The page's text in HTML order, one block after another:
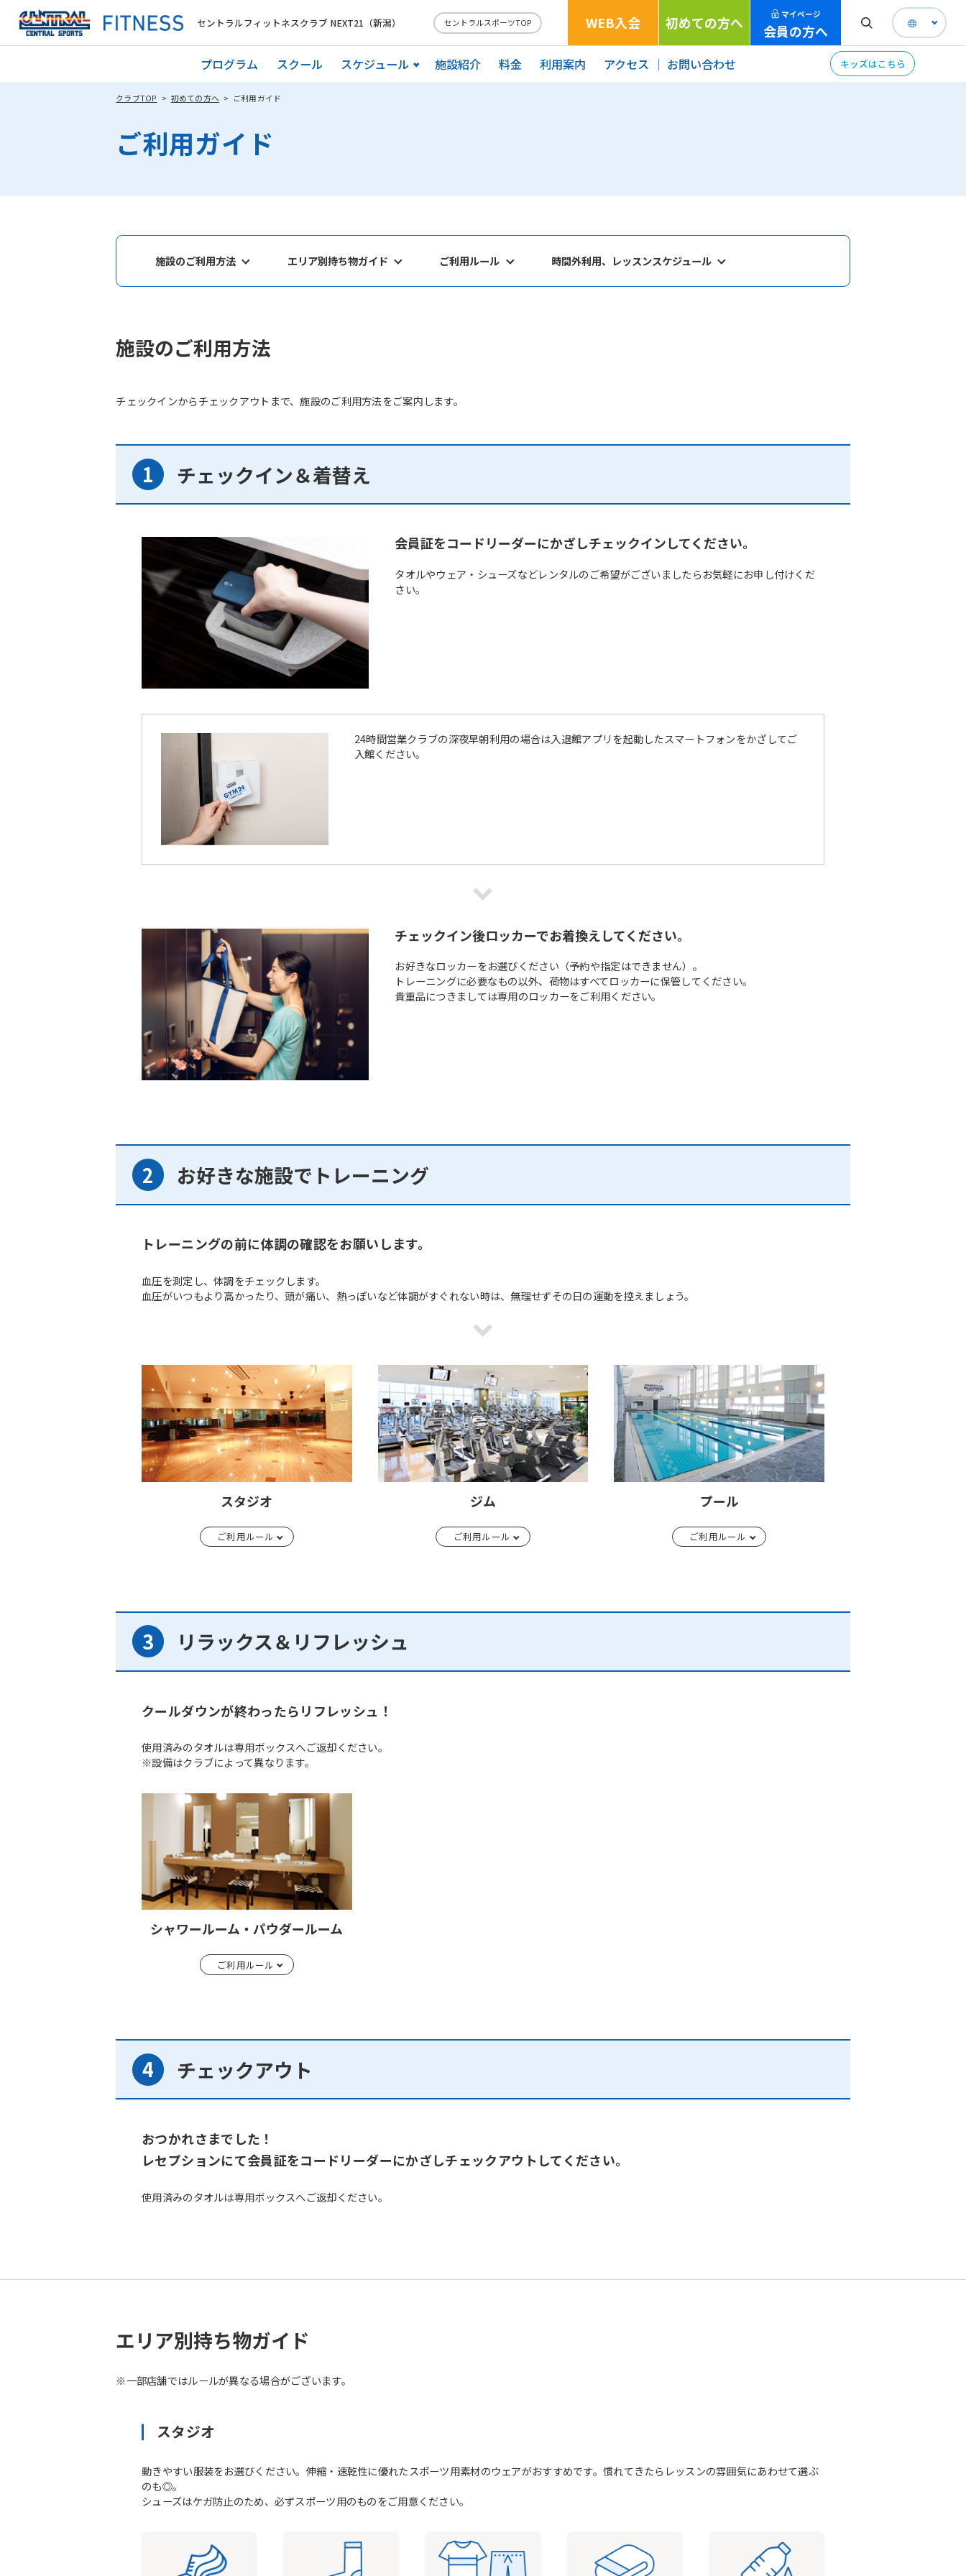
セントラルフィットネスクラブ NEXT21（新潟） セントラルスポーツTOP WEB入会 初めての方へ マイページ
会員の方へ
プログラム スクール スケジュール 施設紹介 料金 利用案内 アクセス お問い合わせ キッズはこちら
クラブTOP 初めての方へ ご利用ガイド
ご利用ガイド
施設のご利用方法 エリア別持ち物ガイド ご利用ルール 時間外利用、レッスンスケジュール
施設のご利用方法
チェックインからチェックアウトまで、施設のご利用方法をご案内します。
チェックイン＆着替え
会員証をコードリーダーにかざしチェックインしてください。
タオルやウェア・シューズなどレンタルのご希望がございましたらお気軽にお申し付けくだ
さい。
24時間営業クラブの深夜早朝利用の場合は入退館アプリを起動したスマートフォンをかざしてご
入館ください。
チェックイン後ロッカーでお着換えしてください。
お好きなロッカーをお選びください（予約や指定はできません）。
トレーニングに必要なもの以外、荷物はすべてロッカーに保管してください。
貴重品につきましては専用のロッカーをご利用ください。
お好きな施設でトレーニング
トレーニングの前に体調の確認をお願いします。
血圧を測定し、体調をチェックします。
血圧がいつもより高かったり、頭が痛い、熱っぽいなど体調がすぐれない時は、無理せずその日の運動を控えましょう。
スタジオ
ご利用ルール
ジム
ご利用ルール
プール
ご利用ルール
リラックス＆リフレッシュ
クールダウンが終わったらリフレッシュ！
使用済みのタオルは専用ボックスへご返却ください。
※設備はクラブによって異なります。
シャワールーム・パウダールーム
ご利用ルール
チェックアウト
おつかれさまでした！
レセプションにて会員証をコードリーダーにかざしチェックアウトしてください。
使用済みのタオルは専用ボックスへご返却ください。
エリア別持ち物ガイド
※一部店舗ではルールが異なる場合がございます。
スタジオ
動きやすい服装をお選びください。伸縮・速乾性に優れたスポーツ用素材のウェアがおすすめです。慣れてきたらレッスンの雰囲気にあわせて選ぶ
のも◎。
シューズはケガ防止のため、必ずスポーツ用のものをご用意ください。
For foreigners
Central Sports official website is
However, if you use an automatic
version of this website will be
not be an accurate translation.